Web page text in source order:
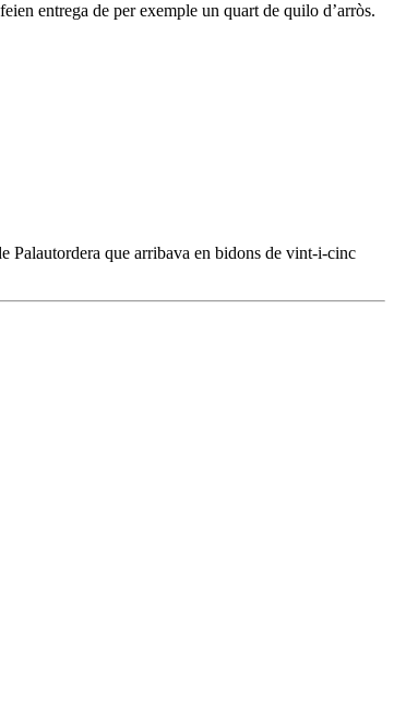
entrega de per exemple un quart de quilo d’arròs.
Palautordera que arribava en bidons de vint-i-cinc